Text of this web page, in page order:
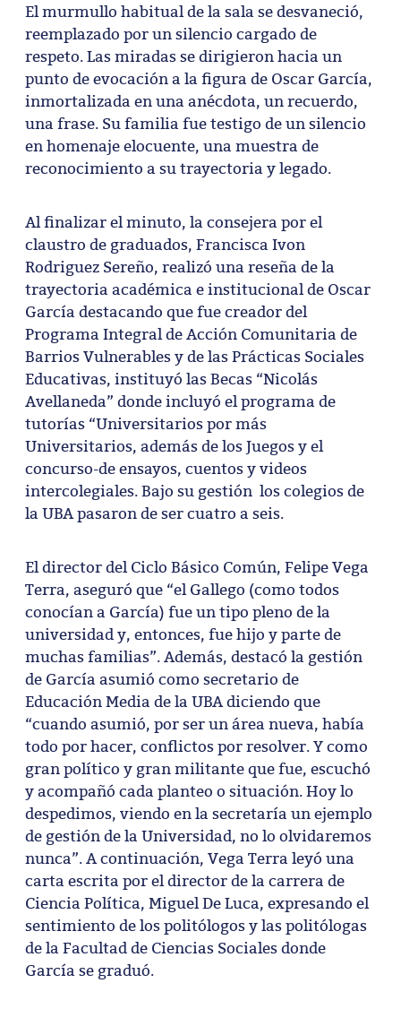
El murmullo habitual de la sala se desvaneció,
reemplazado por un silencio cargado de
respeto. Las miradas se dirigieron hacia un
punto de evocación a la figura de Oscar García,
inmortalizada en una anécdota, un recuerdo,
una frase. Su familia fue testigo de un silencio
en homenaje elocuente, una muestra de
reconocimiento a su trayectoria y legado.
Al finalizar el minuto, la consejera por el
claustro de graduados, Francisca Ivon
Rodriguez Sereño, realizó una reseña de la
trayectoria académica e institucional de Oscar
García destacando que fue creador del
Programa Integral de Acción Comunitaria de
Barrios Vulnerables y de las Prácticas Sociales
Educativas, instituyó las Becas “Nicolás
Avellaneda” donde incluyó el programa de
tutorías “Universitarios por más
Universitarios, además de los Juegos y el
concurso-de ensayos, cuentos y videos
intercolegiales. Bajo su gestión los colegios de
la UBA pasaron de ser cuatro a seis.
El director del Ciclo Básico Común, Felipe Vega
Terra, aseguró que “el Gallego (como todos
conocían a García) fue un tipo pleno de la
universidad y, entonces, fue hijo y parte de
muchas familias”. Además, destacó la gestión
de García asumió como secretario de
Educación Media de la UBA diciendo que
“cuando asumió, por ser un área nueva, había
todo por hacer, conflictos por resolver. Y como
gran político y gran militante que fue, escuchó
y acompañó cada planteo o situación. Hoy lo
despedimos, viendo en la secretaría un ejemplo
de gestión de la Universidad, no lo olvidaremos
nunca”. A continuación, Vega Terra leyó una
carta escrita por el director de la carrera de
Ciencia Política, Miguel De Luca, expresando el
sentimiento de los politólogos y las politólogas
de la Facultad de Ciencias Sociales donde
García se graduó.